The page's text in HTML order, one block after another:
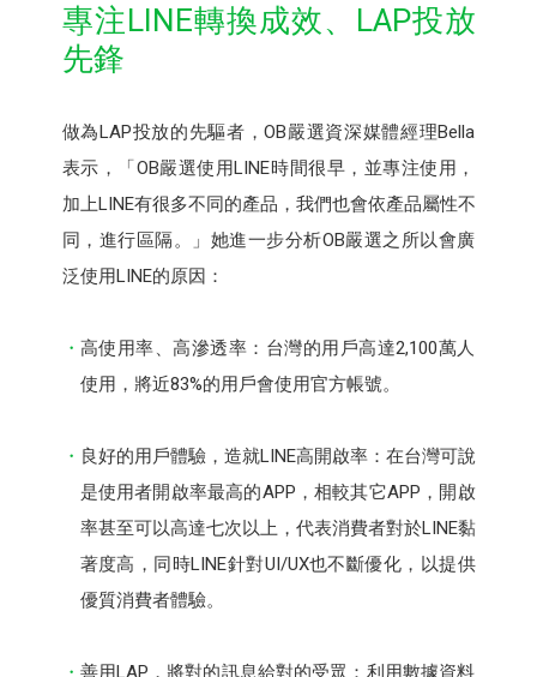
專注LINE轉換成效、LAP投放
先鋒
做為LAP投放的先驅者，OB嚴選資深媒體經理Bella
表示，「OB嚴選使用LINE時間很早，並專注使用，
加上LINE有很多不同的產品，我們也會依產品屬性不
同，進行區隔。」她進一步分析OB嚴選之所以會廣
泛使用LINE的原因：
高使用率、高滲透率：台灣的用戶高達2,100萬人
使用，將近83%的用戶會使用官方帳號。
良好的用戶體驗，造就LINE高開啟率：在台灣可說
是使用者開啟率最高的APP，相較其它APP，開啟
率甚至可以高達七次以上，代表消費者對於LINE黏
著度高，同時LINE針對UI/UX也不斷優化，以提供
優質消費者體驗。
善用LAP，將對的訊息給對的受眾：利用數據資料